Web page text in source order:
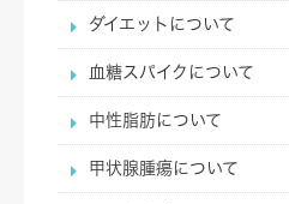
ダイエットについて
血糖スパイクについて
中性脂肪について
甲状腺腫瘍について